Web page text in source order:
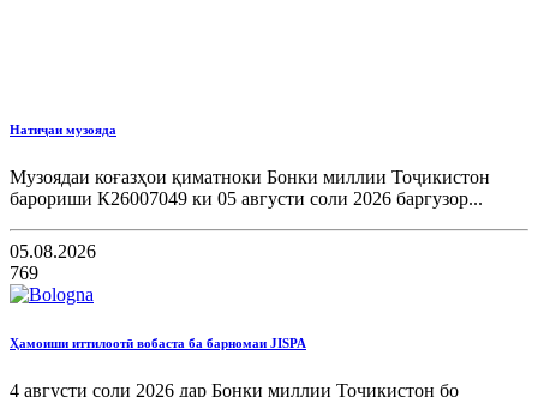
Натиҷаи музояда
Музоядаи коғазҳои қиматноки Бонки миллии Тоҷикистон
барориши К26007049 ки 05 августи соли 2026 баргузор...
05.08.2026
769
Ҳамоиши иттилоотӣ вобаста ба барномаи JISPA
4 августи соли 2026 дар Бонки миллии Тоҷикистон бо